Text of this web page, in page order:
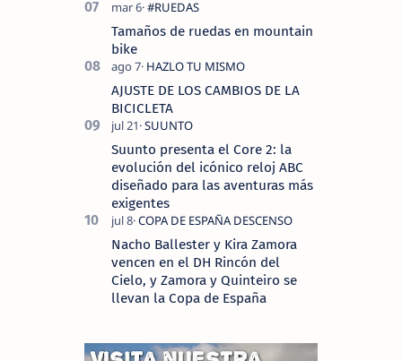
Tamaños de ruedas en mountain
bike
AJUSTE DE LOS CAMBIOS DE LA
BICICLETA
Suunto presenta el Core 2: la
evolución del icónico reloj ABC
diseñado para las aventuras más
exigentes
Nacho Ballester y Kira Zamora
vencen en el DH Rincón del
Cielo, y Zamora y Quinteiro se
llevan la Copa de España